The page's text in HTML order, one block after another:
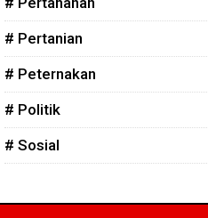
# Pertanian
# Peternakan
# Politik
# Sosial